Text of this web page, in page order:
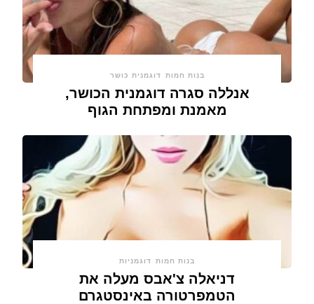
בנות חמות דוגמנית כושר
אנללה סגרה דוגמנית הכושר,
מאמנת ומפתחת הגוף
בנות חמות דוגמניות
דניאלה צ'אבס מעלה את
הטמפרטורה באינסטגרם